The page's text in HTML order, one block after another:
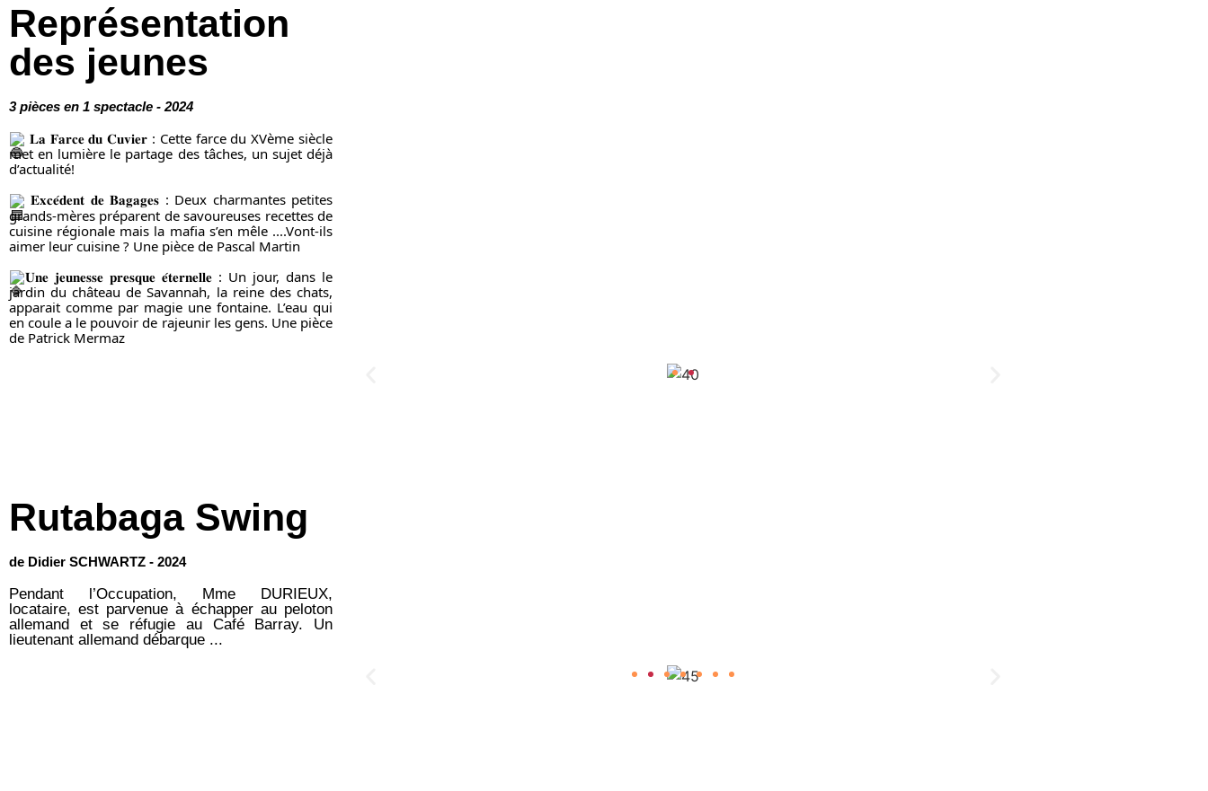
Représentation
des jeunes
3 pièces en 1 spectacle - 2024
𝐋𝐚 𝐅𝐚𝐫𝐜𝐞 𝐝𝐮 𝐂𝐮𝐯𝐢𝐞𝐫 : Cette farce du XVème siècle
met en lumière le partage des tâches, un sujet déjà
d’actualité!
𝐄𝐱𝐜𝐞́𝐝𝐞𝐧𝐭 𝐝𝐞 𝐁𝐚𝐠𝐚𝐠𝐞𝐬 : Deux charmantes petites
grands-mères préparent de savoureuses recettes de
cuisine régionale mais la mafia s’en mêle ....Vont-ils
aimer leur cuisine ? Une pièce de Pascal Martin
𝐔𝐧𝐞 𝐣𝐞𝐮𝐧𝐞𝐬𝐬𝐞 𝐩𝐫𝐞𝐬𝐪𝐮𝐞 𝐞́𝐭𝐞𝐫𝐧𝐞𝐥𝐥𝐞 : Un jour, dans le
jardin du château de Savannah, la reine des chats,
apparait comme par magie une fontaine. L’eau qui
en coule a le pouvoir de rajeunir les gens. Une pièce
de Patrick Mermaz
Rutabaga Swing
de Didier SCHWARTZ - 2024
Pendant l’Occupation, Mme DURIEUX,
locataire, est parvenue à échapper au peloton
allemand et se réfugie au Café Barray. Un
lieutenant allemand débarque ...